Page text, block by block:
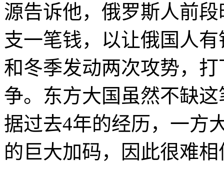
源告诉他，俄罗斯人前
支一笔钱，以让俄国人
和冬季发动两次攻势，
争。东方大国虽然不缺
据过去4年的经历，一方
的巨大加码，因此很难